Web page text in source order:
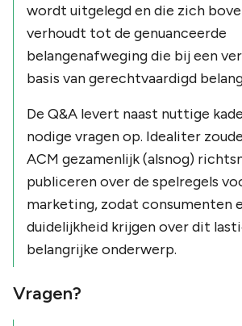
wordt uitgelegd en die zich
verhoudt tot de genuanceerde
belangenafweging die bij een
basis van gerechtvaardigd
De Q&A levert naast nuttige
nodige vragen op. Idealiter
ACM gezamenlijk (alsnog)
publiceren over de spelregels
marketing, zodat consumenten
duidelijkheid krijgen over dit
belangrijke onderwerp.
Vragen?